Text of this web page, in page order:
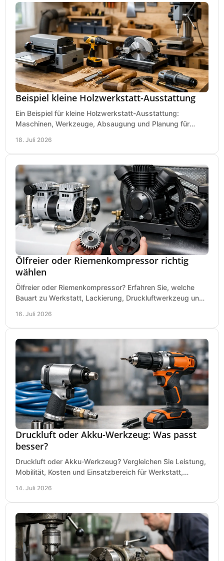
Beispiel kleine Holzwerkstatt-Ausstattung
Ein Beispiel für kleine Holzwerkstatt-Ausstattung:
Maschinen, Werkzeuge, Absaugung und Planung für
18. Juli 2026
Ölfreier oder Riemenkompressor richtig
wählen
Ölfreier oder Riemenkompressor? Erfahren Sie, welche
Bauart zu Werkstatt, Lackierung, Druckluftwerkzeug und
16. Juli 2026
Druckluft oder Akku-Werkzeug: Was passt
besser?
Druckluft oder Akku-Werkzeug? Vergleichen Sie Leistung,
Mobilität, Kosten und Einsatzbereich für Werkstatt,
14. Juli 2026